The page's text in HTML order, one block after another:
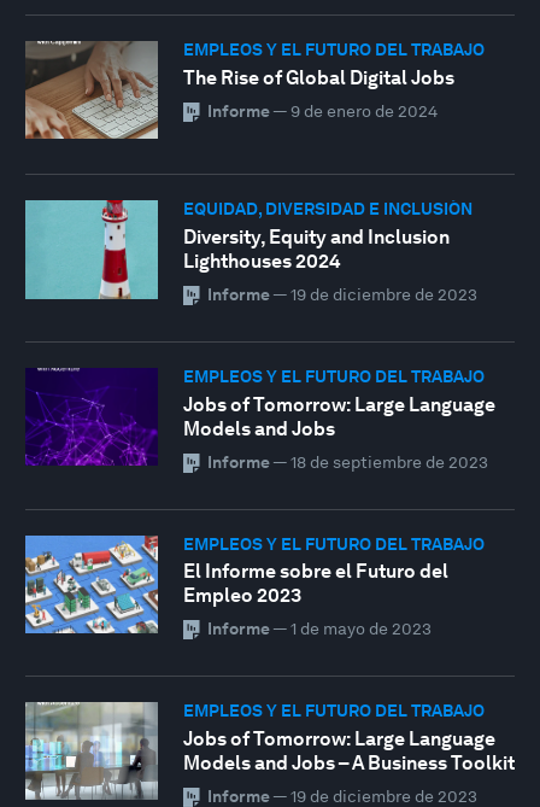
EMPLEOS Y EL FUTURO DEL TRABAJO
The Rise of Global Digital Jobs
Informe— 9 de enero de 2024
EQUIDAD, DIVERSIDAD E INCLUSIÓN
Diversity, Equity and Inclusion
Lighthouses 2024
Informe— 19 de diciembre de 2023
EMPLEOS Y EL FUTURO DEL TRABAJO
Jobs of Tomorrow: Large Language
Models and Jobs
Informe— 18 de septiembre de 2023
EMPLEOS Y EL FUTURO DEL TRABAJO
El Informe sobre el Futuro del
Empleo 2023
Informe— 1 de mayo de 2023
EMPLEOS Y EL FUTURO DEL TRABAJO
Jobs of Tomorrow: Large Language
Models and Jobs – A Business Toolkit
Informe— 19 de diciembre de 2023